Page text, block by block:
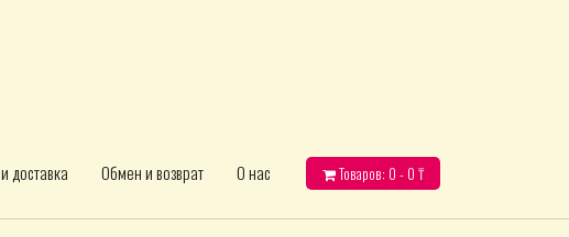
доставка Обмен и возврат О нас Товаров: 0 - 0 ₸